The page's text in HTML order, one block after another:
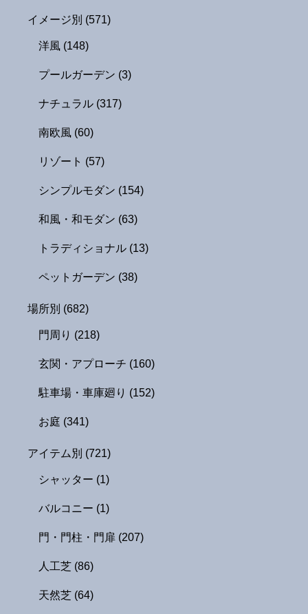
イメージ別 (571)
洋風 (148)
プールガーデン (3)
ナチュラル (317)
南欧風 (60)
リゾート (57)
シンプルモダン (154)
和風・和モダン (63)
トラディショナル (13)
ペットガーデン (38)
場所別 (682)
門周り (218)
玄関・アプローチ (160)
駐車場・車庫廻り (152)
お庭 (341)
アイテム別 (721)
シャッター (1)
バルコニー (1)
門・門柱・門扉 (207)
人工芝 (86)
天然芝 (64)